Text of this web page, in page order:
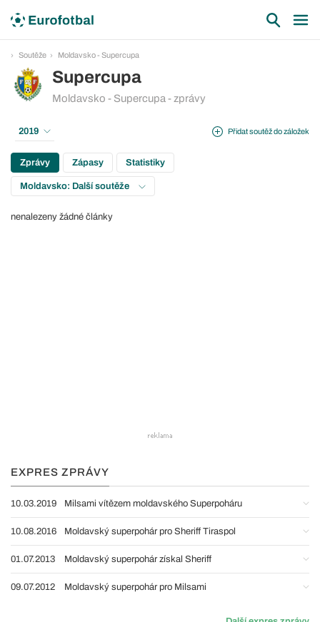
Soutěže Moldavsko - Supercupa
Supercupa
Moldavsko - Supercupa - zprávy
Přidat soutěž do záložek
2019
Zprávy Zápasy Statistiky
Moldavsko: Další soutěže
nenalezeny žádné články
EXPRES ZPRÁVY
10.03.2019 Milsami vítězem moldavského Superpoháru
10.08.2016 Moldavský superpohár pro Sheriff Tiraspol
01.07.2013 Moldavský superpohár získal Sheriff
09.07.2012 Moldavský superpohár pro Milsami